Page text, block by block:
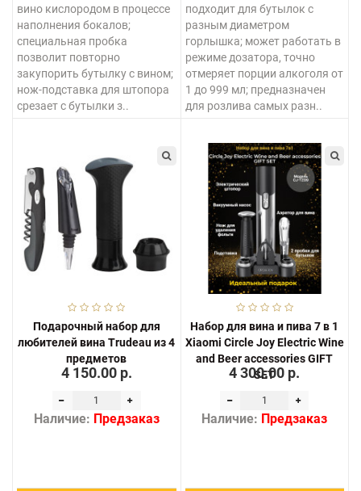
вино кислородом в процессе
наполнения бокалов;
специальная пробка
позволит повторно
закупорить бутылку с вином;
нож-подставка для штопора
срезает с бутылки з..
подходит для бутылок с
разным диаметром
горлышка; может работать в
режиме дозатора, точно
отмеряет порции алкоголя от
1 до 999 мл; предназначен
для розлива самых разн..
Подарочный набор для
любителей вина Trudeau из 4
предметов
4 150.00 р.
Наличие: Предзаказ
Набор для вина и пива 7 в 1
Xiaomi Circle Joy Electric Wine
and Beer accessories GIFT
SET
4 300.00 р.
Наличие: Предзаказ